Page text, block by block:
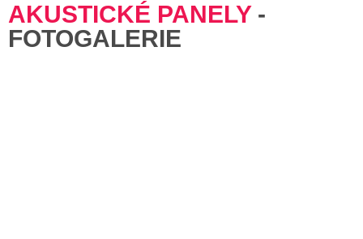
AKUSTICKÉ PANELY-
FOTOGALERIE